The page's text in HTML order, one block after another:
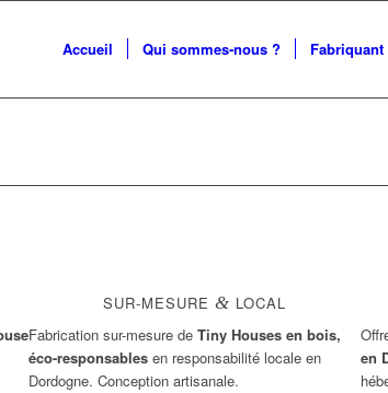
Accueil Qui sommes-nous ?
SUR-MESURE & LOCAL
Fabrication sur-mesure de Tiny Houses en bois,
éco-responsables en responsabilité locale en
Dordogne. Conception artisanale.
en